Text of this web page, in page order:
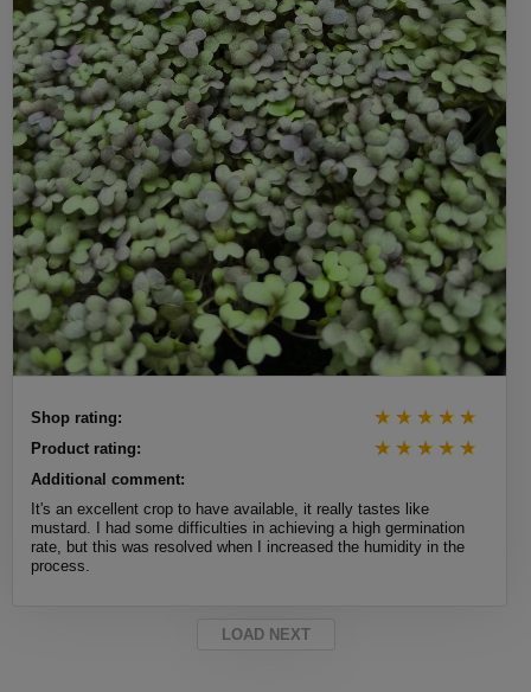
Shop rating:
Product rating:
Additional comment:
It's an excellent crop to have available, it really tastes like
mustard. I had some difficulties in achieving a high germination
rate, but this was resolved when I increased the humidity in the
process.
LOAD NEXT